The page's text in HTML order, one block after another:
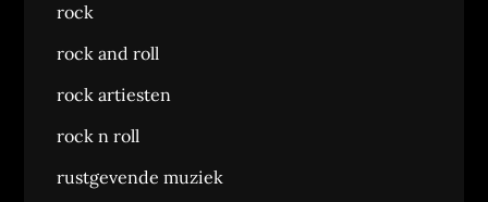
rock
rock and roll
rock artiesten
rock n roll
rustgevende muziek